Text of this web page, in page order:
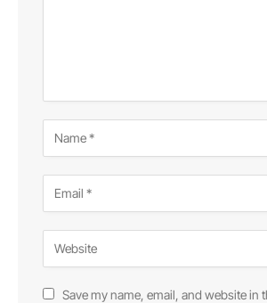
Save my name, email, and website in